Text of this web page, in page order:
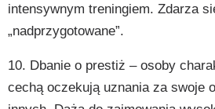
intensywnym treningiem. Zdarza
„nadprzygotowane”.
10. Dbanie o prestiż – osoby
cechą oczekują uznania za swoje